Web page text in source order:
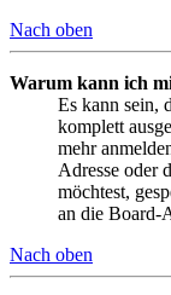
Nach oben
Warum kann ich
Es kann sein,
komplett
mehr
Adresse oder
möchtest,
an die Board-
Nach oben